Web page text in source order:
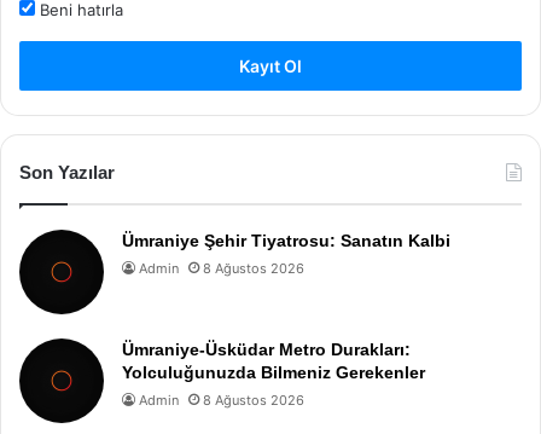
Beni hatırla
Kayıt Ol
Son Yazılar
Ümraniye Şehir Tiyatrosu: Sanatın Kalbi
Admin 8 Ağustos 2026
Ümraniye-Üsküdar Metro Durakları:
Yolculuğunuzda Bilmeniz Gerekenler
Admin 8 Ağustos 2026